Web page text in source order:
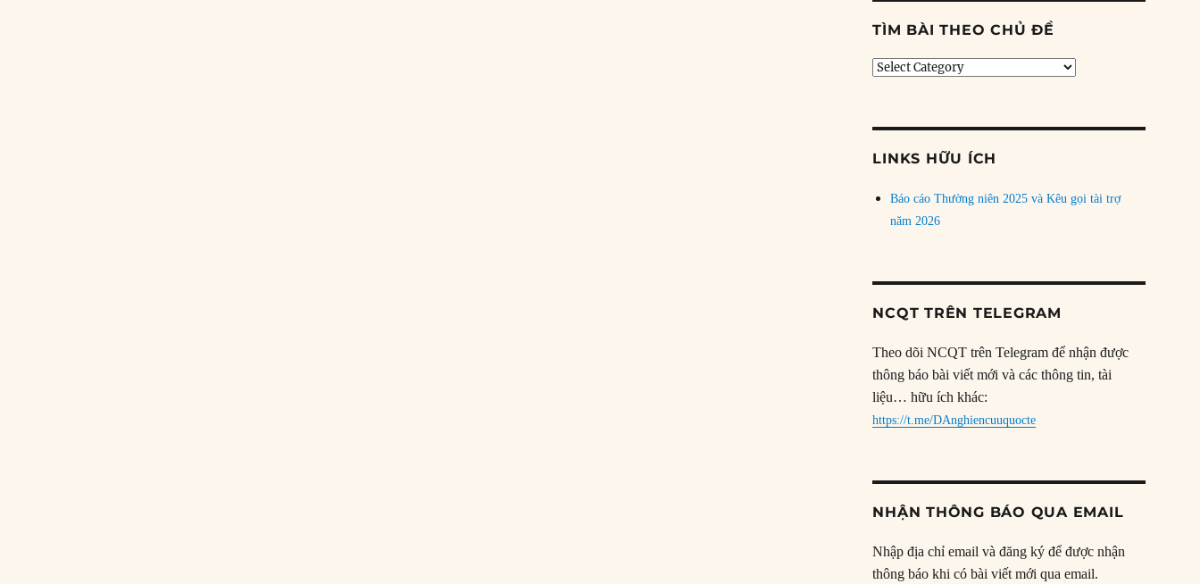
TÌM BÀI THEO CHỦ ĐỀ
Tìm
chủ
LINKS HỮU ÍCH
Báo cáo Thường niên 2025 và Kêu gọi tài trợ
năm 2026
NCQT TRÊN TELEGRAM
Theo dõi NCQT trên Telegram để nhận được
thông báo bài viết mới và các thông tin, tài
liệu… hữu ích khác:
https://t.me/DAnghiencuuquocte
NHẬN THÔNG BÁO QUA EMAIL
Nhập địa chỉ email và đăng ký để được nhận
thông báo khi có bài viết mới qua email.